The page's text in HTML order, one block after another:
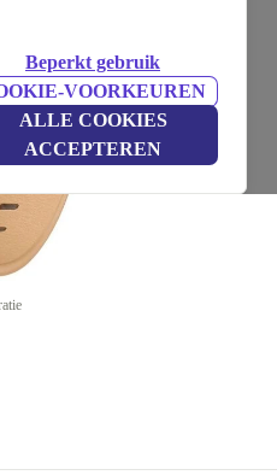
Beperkt gebruik
VOORKEUREN
ALLE COOKIES
ACCEPTEREN